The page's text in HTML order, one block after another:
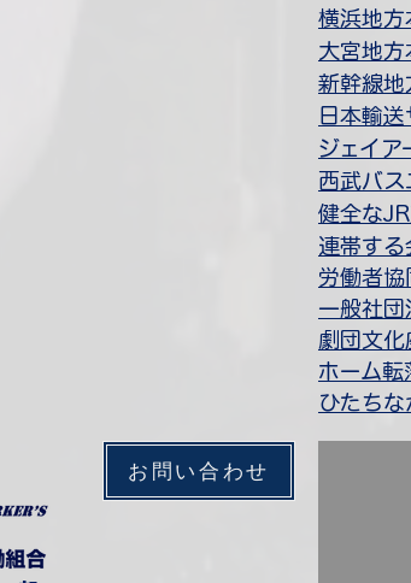
お問い合わせ
横浜地方
大宮地方
新幹線地
日本輸
ジェイア
西武バス
健全な
連帯する
労働者協
一般社
劇団文化
ホーム転
ひたち